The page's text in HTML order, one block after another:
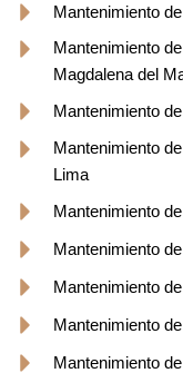
Mantenimiento
Mantenimiento
Magdalena del
Mantenimiento
Mantenimiento
Lima
Mantenimiento
Mantenimiento
Mantenimiento
Mantenimiento
Mantenimiento